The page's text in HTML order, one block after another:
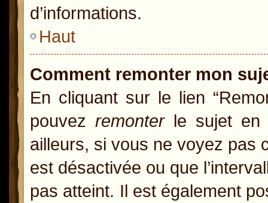
d’informations.
Haut
Comment remonter mon
En cliquant sur le lien
pouvez remonterle sujet en
ailleurs, si vous ne voyez pas
est désactivée ou que
pas atteint. Il est également